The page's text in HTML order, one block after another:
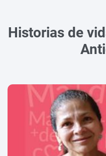
Historias de